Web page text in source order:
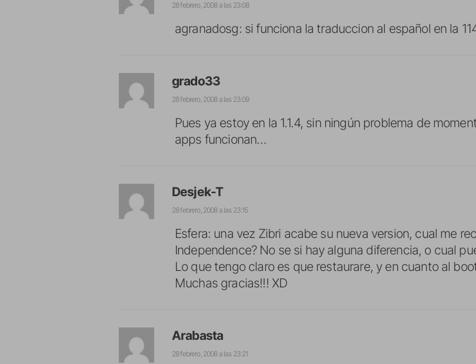
28 febrero, 2008 a las 23:08
agranadosg: si funciona la traduccion al español en la
grado33
28 febrero, 2008 a las 23:09
Pues ya estoy en la 1.1.4, sin ningún problema de
apps funcionan…
Desjek-T
28 febrero, 2008 a las 23:15
Esfera: una vez Zibri acabe su nueva version, cual me
Independence? No se si hay alguna diferencia, o cual
Lo que tengo claro es que restaurare, y en cuanto al
Muchas gracias!!! XD
Arabasta
28 febrero, 2008 a las 23:21